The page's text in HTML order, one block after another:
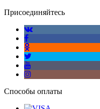
Присоединяйтесь
Способы оплаты